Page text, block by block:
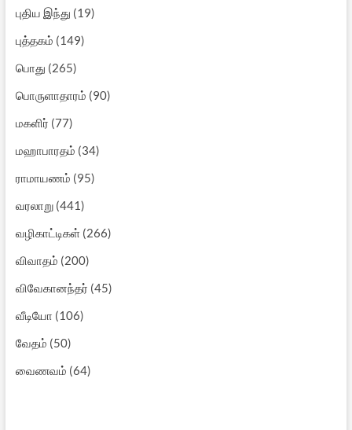
புதிய இந்து (19)
புத்தகம் (149)
பொது (265)
பொருளாதாரம் (90)
மகளிர் (77)
மஹாபாரதம் (34)
ராமாயணம் (95)
வரலாறு(441)
வழிகாட்டிகள்(266)
விவாதம் (200)
விவேகானந்தர் (45)
வீடியோ (106)
வேதம் (50)
வைணவம் (64)